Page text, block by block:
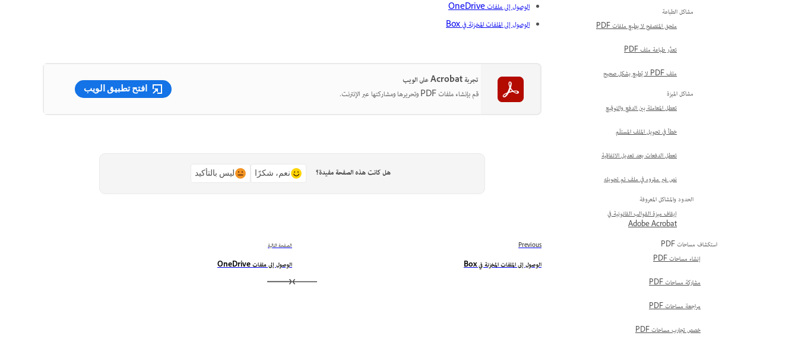
مشاكل الطباعة
ملحق المتصفح لا يطبع ملفات PDF
تعذّر طباعة ملف PDF
ملف PDF لا يُطبع بشكل صحيح
مشاكل الميزة
تعطل المعاملة بين الدفع والتوقيع
خطأ في تحويل الملف المستلَم
تعطل الدفعات بعد تعديل الاتفاقية
نص غير مقروء في ملف تم تحويله
الحدود والمشاكل المعروفة
إيقاف ميزة القوالب القانونية في
Adobe Acrobat
استكشاف مساحات PDF
إنشاء مساحات PDF
مشاركة مساحات PDF
مراجعة مساحات PDF
خصص تجارب مساحات PDF
الوصول إلى ملفات OneDrive
الوصول إلى الملفات المخزنة في Box
تجربة Acrobat على الويب
قم بإنشاء ملفات PDF وتحريرها ومشاركتها عبر الإنترنت.
افتح تطبيق الويب
هل كانت هذه الصفحة مفيدة؟ نعم، شكرًا ليس بالتأكيد
Previous
الوصول إلى الملفات المخزنة في Box
الصفحة التالية
الوصول إلى ملفات OneDrive